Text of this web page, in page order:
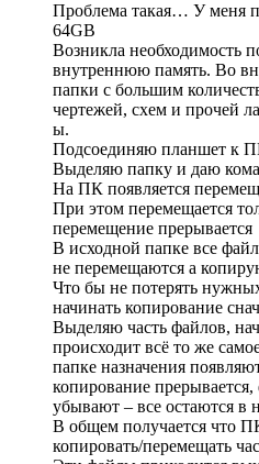
Проблема такая… У меня
64GB
Возникла необходимость
внутреннюю память. Во
папки с большим
чертежей, схем и прочей
ы.
Подсоединяю планшет к
Выделяю папку и даю
На ПК появляется
При этом перемещается
перемещение прерывается
В исходной папке все
не перемещаются а
Что бы не потерять
начинать копирование
Выделяю часть файлов,
происходит всё то же
папке назначения
копирование
убывают – все остаются в
В общем получается что
копировать/перемещать